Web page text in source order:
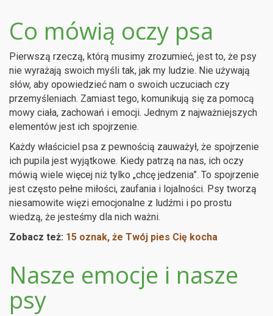
Co mówią oczy psa
Pierwszą rzeczą, którą musimy zrozumieć, jest to, że psy
nie wyrażają swoich myśli tak, jak my ludzie. Nie używają
słów, aby opowiedzieć nam o swoich uczuciach czy
przemyśleniach. Zamiast tego, komunikują się za pomocą
mowy ciała, zachowań i emocji. Jednym z najważniejszych
elementów jest ich spojrzenie.
Każdy właściciel psa z pewnością zauważył, że spojrzenie
ich pupila jest wyjątkowe. Kiedy patrzą na nas, ich oczy
mówią wiele więcej niż tylko „chcę jedzenia”. To spojrzenie
jest często pełne miłości, zaufania i lojalności. Psy tworzą
niesamowite więzi emocjonalne z ludźmi i po prostu
wiedzą, że jesteśmy dla nich ważni.
Zobacz też: 15 oznak, że Twój pies Cię kocha
Nasze emocje i nasze
psy